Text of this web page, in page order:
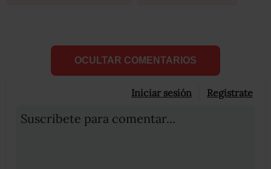
OCULTAR COMENTARIOS
Iniciar sesión Registrate
Suscribete para comentar...